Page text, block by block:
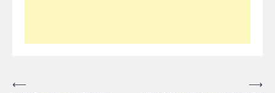
Post
⟵
⟶